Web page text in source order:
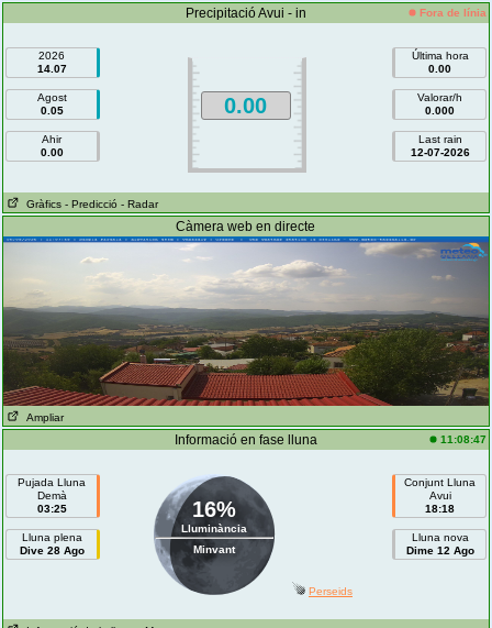
Precipitació Avui - in Fora de línia
2026
14.07
Agost
0.05
Ahir
0.00
0.00
Última hora
0.00
Valorar/h
0.000
Last rain
12-07-2026
Gràfics - Predicció - Radar
Càmera web en directe
Ampliar
Informació en fase lluna 11:08:47
Pujada Lluna
Demà
03:25
Lluna plena
Dive 28 Ago
16%
Lluminància
Minvant
Conjunt Lluna
Avui
18:18
Lluna nova
Dime 12 Ago
Perseids